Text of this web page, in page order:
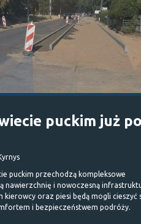
puckim już
puckim przechodzą kompleksowe
nawierzchnię i nowoczesną
kierowcy oraz piesi będą mogli cieszyć
i bezpieczeństwem podróży.